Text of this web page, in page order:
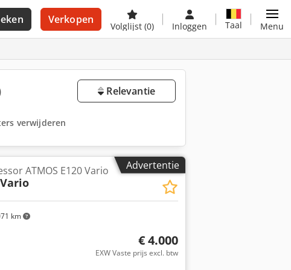
Verkopen
Volglijst (0) Inloggen Taal Menu
Relevantie
verwijderen
Advertentie
km
ATMOS E120 Vario
€ 4.000
EXW Vaste prijs excl. btw